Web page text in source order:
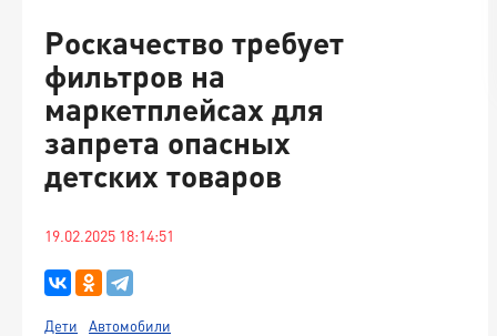
Роскачество требует
фильтров на
маркетплейсах для
запрета опасных
детских товаров
19.02.2025 18:14:51
Дети Автомобили